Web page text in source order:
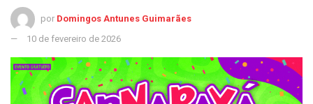
por Domingos Antunes Guimarães
10 de fevereiro de 2026